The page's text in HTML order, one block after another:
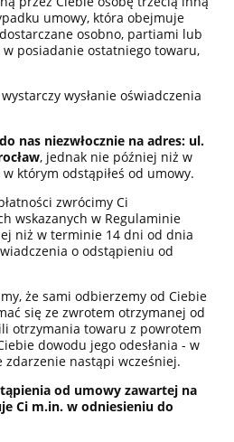
umowy, która obejmuje
osobno, partiami lub
posiadanie ostatniego towaru,
wysłanie oświadczenia
nas niezwłocznie na adres: ul.
, jednak nie później niż w
którym odstąpiłeś od umowy.
zwrócimy Ci
wskazanych w Regulaminie
niż w terminie 14 dni od dnia
o odstąpieniu od
że sami odbierzemy od Ciebie
się ze zwrotem otrzymanej od
otrzymania towaru z powrotem
dowodu jego odesłania - w
zdarzenie nastąpi wcześniej.
od umowy zawartej na
Ci m.in. w odniesieniu do